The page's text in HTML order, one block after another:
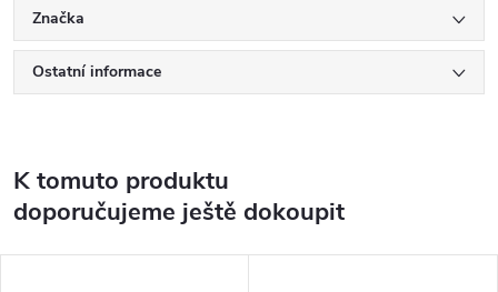
Značka
Ostatní informace
K tomuto produktu
doporučujeme ještě dokoupit